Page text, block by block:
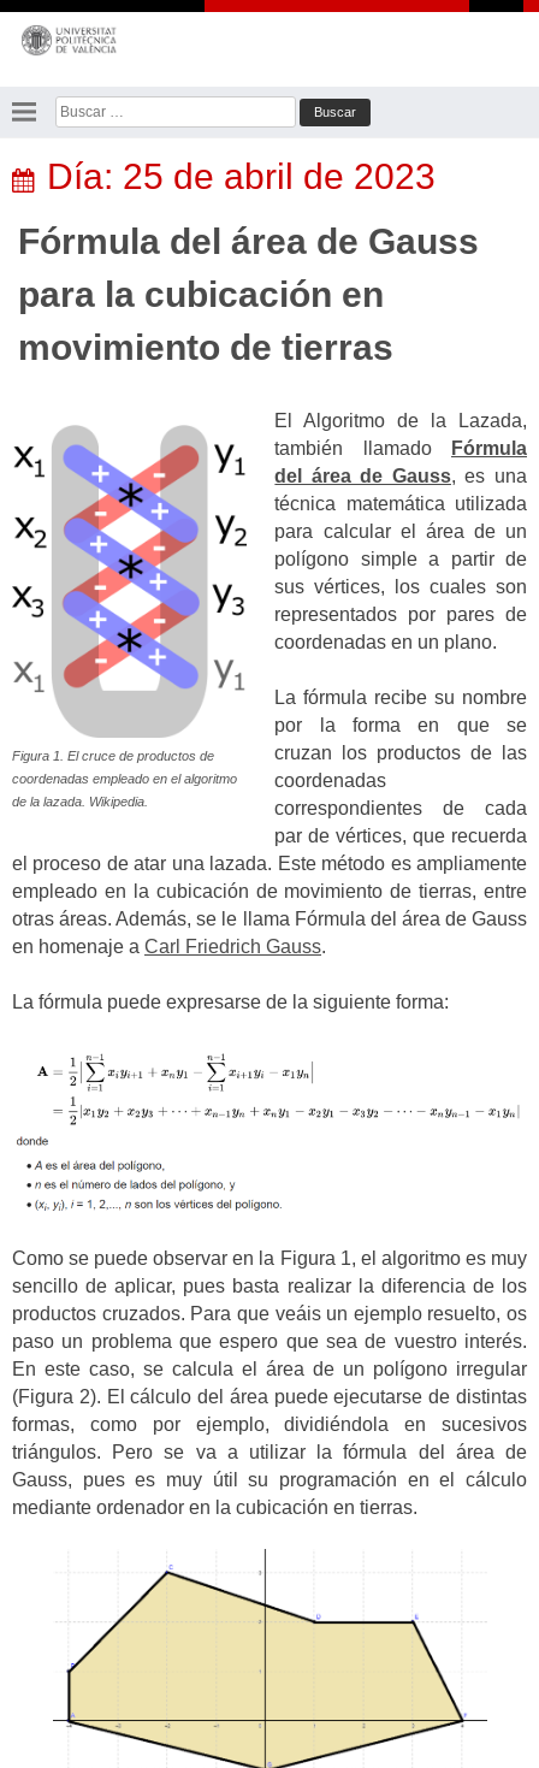
Saltar
contenido
Buscar:
Día: 25 de abril de 2023
Fórmula del área de Gauss
para la cubicación en
movimiento de tierras
Figura 1. El cruce de productos de
coordenadas empleado en el algoritmo
de la lazada. Wikipedia.
El Algoritmo de la Lazada,
también llamado
Fórmula
del área de Gauss, es una
técnica matemática utilizada
para calcular el área de un
polígono simple a partir de
sus vértices, los cuales son
representados por pares de
coordenadas en un plano.
La fórmula recibe su nombre
por la forma en que se
cruzan los productos de las
coordenadas
correspondientes de cada
par de vértices, que recuerda
el proceso de atar una lazada. Este método es ampliamente
empleado en la cubicación de movimiento de tierras, entre
otras áreas. Además, se le llama Fórmula del área de Gauss
en homenaje a Carl Friedrich Gauss.
La fórmula puede expresarse de la siguiente forma:
Como se puede observar en la Figura 1, el algoritmo es muy
sencillo de aplicar, pues basta realizar la diferencia de los
productos cruzados. Para que veáis un ejemplo resuelto, os
paso un problema que espero que sea de vuestro interés.
En este caso, se calcula el área de un polígono irregular
(Figura 2). El cálculo del área puede ejecutarse de distintas
formas, como por ejemplo, dividiéndola en sucesivos
triángulos. Pero se va a utilizar la fórmula del área de
Gauss, pues es muy útil su programación en el cálculo
mediante ordenador en la cubicación en tierras.